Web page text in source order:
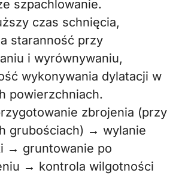
szpachlowanie.
czas schnięcia,
staranność przy
i wyrównywaniu,
wykonywania dylatacji w
powierzchniach.
zbrojenia (przy
grubościach) → wylanie
→ gruntowanie po
→ kontrola wilgotności